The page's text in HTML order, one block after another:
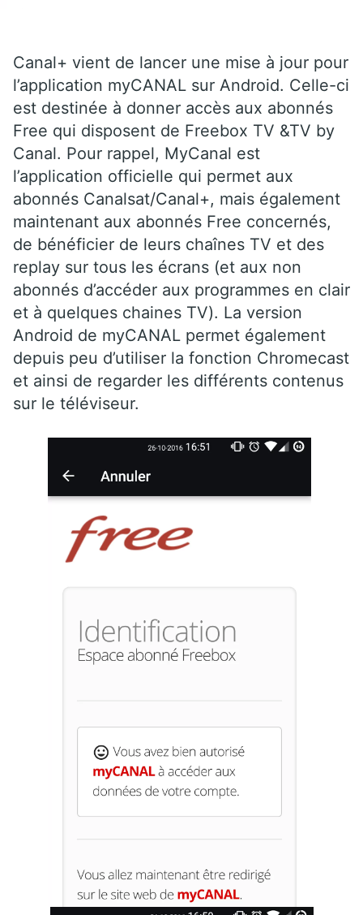
Canal+ vient de lancer une mise à jour pour
l’application myCANAL sur Android. Celle-ci
est destinée à donner accès aux abonnés
Free qui disposent de Freebox TV &TV by
Canal. Pour rappel, MyCanal est
l’application officielle qui permet aux
abonnés Canalsat/Canal+, mais également
maintenant aux abonnés Free concernés,
de bénéficier de leurs chaînes TV et des
replay sur tous les écrans (et aux non
abonnés d’accéder aux programmes en clair
et à quelques chaines TV). La version
Android de myCANAL permet également
depuis peu d’utiliser la fonction Chromecast
et ainsi de regarder les différents contenus
sur le téléviseur.